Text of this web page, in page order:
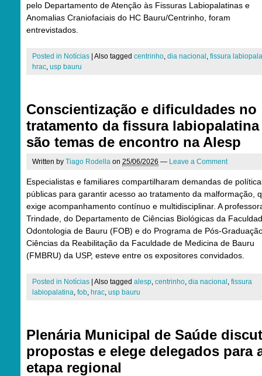
pelo Departamento de Atenção às Fissuras Labiopalatinas e
Anomalias Craniofaciais do HC Bauru/Centrinho, foram
entrevistados.
Posted in Notícias Also tagged centrinho, dia nacional , fissura
hrac, usp bauru
Conscientização e dificuldades no
tratamento da fissura labiopalatina
são temas de encontro na Alesp
Written by Tiago Rodella on 25/06/2026 — Leave a Comment
Especialistas e familiares compartilharam demandas de
públicas para garantir acesso ao tratamento da malformação,
exige acompanhamento contínuo e multidisciplinar. A
Trindade, do Departamento de Ciências Biológicas da
Odontologia de Bauru (FOB) e do Programa de Pós-
Ciências da Reabilitação da Faculdade de Medicina de Bauru
(FMBRU) da USP, esteve entre os expositores convidados.
Posted in Notícias Also tagged alesp, centrinho, dia nacional , fissura
labiopalatina, fob, hrac, usp bauru
Plenária Municipal de Saúde
propostas e elege delegados para
etapa regional